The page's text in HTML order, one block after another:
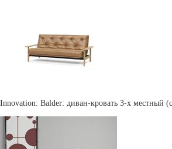
Innovation: Balder: диван-кровать 3-х местный